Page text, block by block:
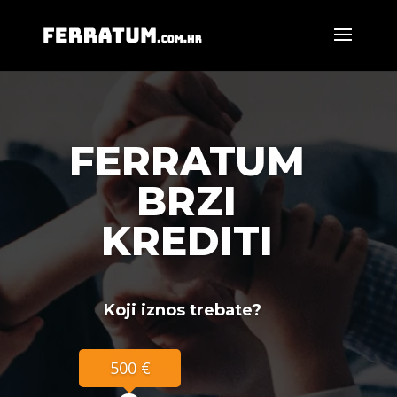
FERRATUM
BRZI
KREDITI
Koji iznos trebate?
500 €